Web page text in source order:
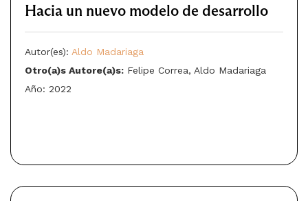
Hacia un nuevo modelo de desarrollo
Autor(es): Aldo Madariaga
Otro(a)s Autore(a)s: Felipe Correa, Aldo Madariaga
Año: 2022